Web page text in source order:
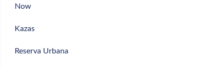
Now
Kazas
Reserva Urbana